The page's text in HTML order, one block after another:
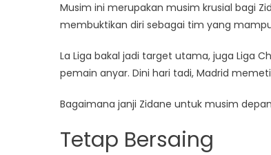
Musim ini merupakan musim krusial bagi
membuktikan diri sebagai tim yang
La Liga bakal jadi target utama, juga Liga
pemain anyar. Dini hari tadi, Madrid
Bagaimana janji Zidane untuk musim
Tetap Bersaing